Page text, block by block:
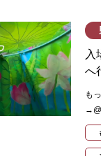
入
へ
も